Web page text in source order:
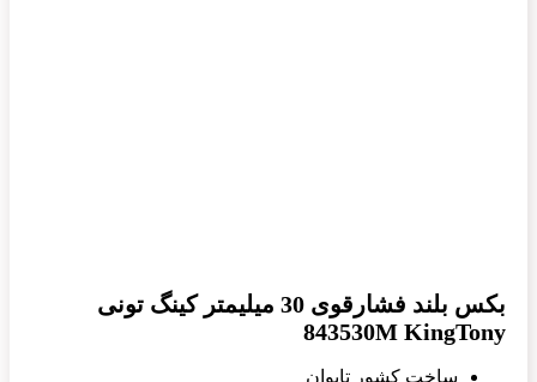
بکس بلند فشارقوی 30 میلیمتر کینگ تونی
843530M KingTony
ساخت کشور تایوان